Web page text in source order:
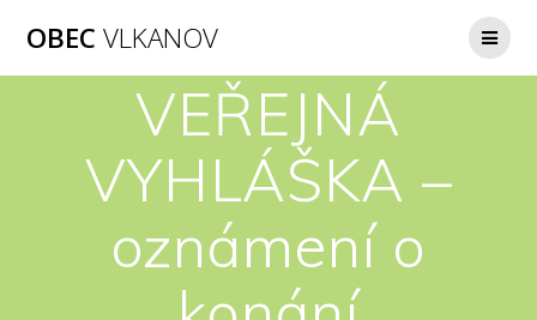
OBEC VLKANOV
VEŘEJNÁ
VYHLÁŠKA –
oznámení o